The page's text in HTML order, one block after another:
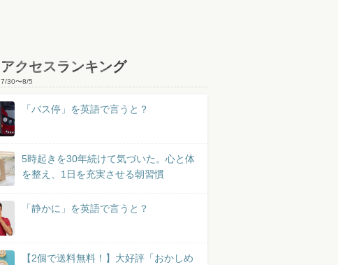
アクセスランキング
7/30〜8/5
「バス停」を英語で言うと？
5時起きを30年続けて気づいた。心と体
を整え、1日を充実させる朝習慣
「静かに」を英語で言うと？
【2個で送料無料！】大好評「おかしめ